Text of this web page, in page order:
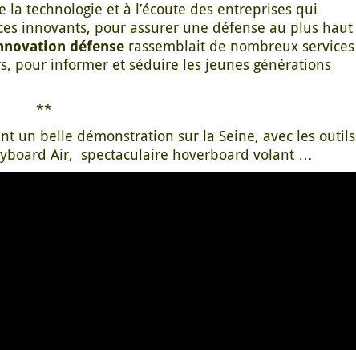
la technologie et à l’écoute des entreprises qui
innovants, pour assurer une défense au plus haut
défense rassemblait de nombreux services
pour informer et séduire les jeunes générations
**
un belle démonstration sur la Seine, avec les outils
Air, spectaculaire hoverboard volant …